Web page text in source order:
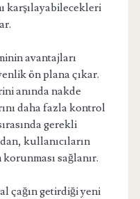
karşılayabilecekleri
avantajları
ön plana çıkar.
anında nakde
daha fazla kontrol
gerekli
kullanıcıların
sağlanır.
çağın getirdiği yeni